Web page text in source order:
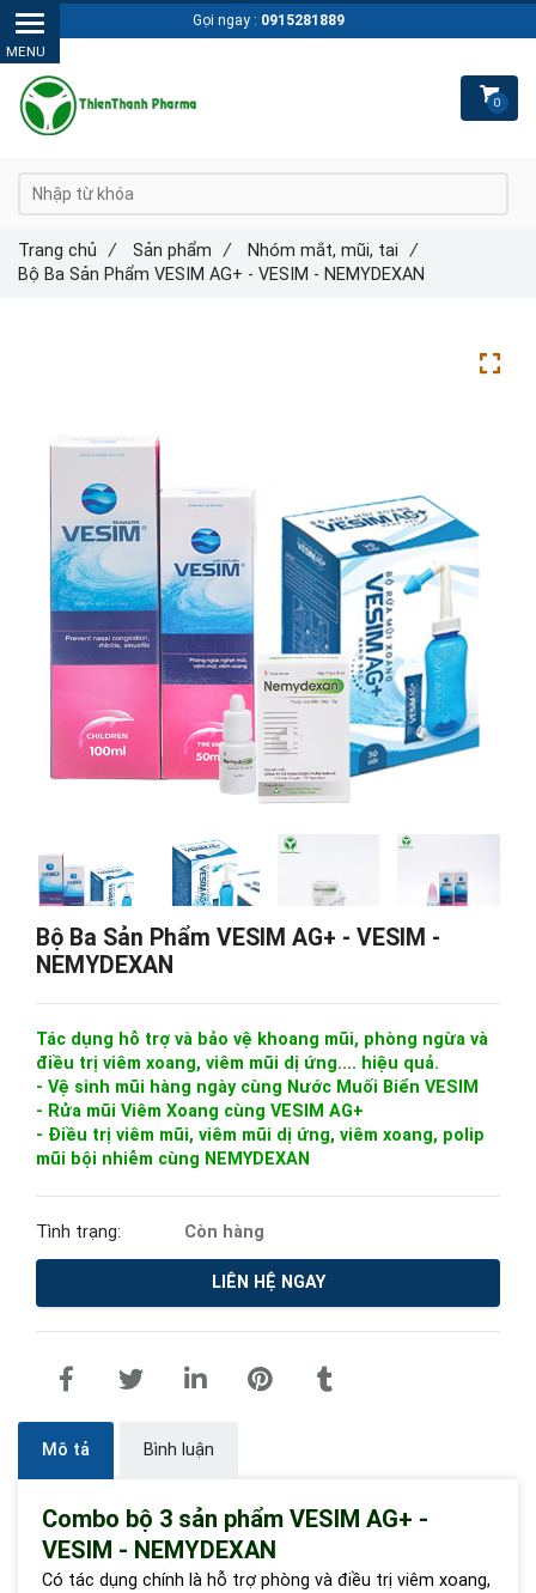
Bộ Ba Sản Phẩm VESIM AG+ - VESIM -
NEMYDEXAN
Tác dụng hỗ trợ và bảo vệ khoang mũi, phòng ngừa và
điều trị viêm xoang, viêm mũi dị ứng.... hiệu quả.
- Vệ sinh mũi hàng ngày cùng Nước Muối Biển VESIM
- Rửa mũi Viêm Xoang cùng VESIM AG+
- Điều trị viêm mũi, viêm mũi dị ứng, viêm xoang, polip
mũi bội nhiễm cùng NEMYDEXAN
Tình trạng: Còn hàng
LIÊN HỆ NGAY
Mô tả Bình luận
Combo bộ 3 sản phẩm VESIM AG+ -
VESIM - NEMYDEXAN
Có tác dụng chính là hỗ trợ phòng và điều trị viêm xoang,
Trang chủ / Sản phẩm / Nhóm mắt, mũi, tai
/
Bộ Ba Sản Phẩm VESIM AG+ - VESIM - NEMYDEXAN
Gọi ngay : 0915281889
0